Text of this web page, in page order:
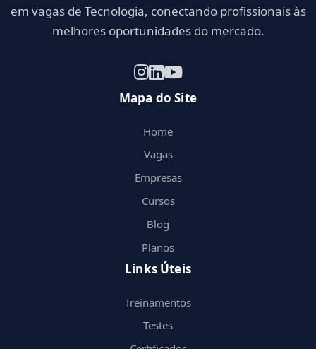
em vagas de Tecnologia, conectando profissionais às
melhores oportunidades do mercado.
Mapa do Site
Home
Vagas
Empresas
Cursos
Blog
Planos
Links Úteis
Treinamentos
Testes